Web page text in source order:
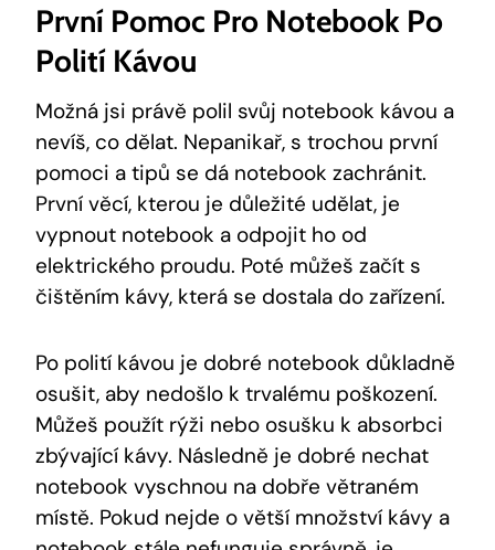
První Pomoc Pro Notebook Po
Polití Kávou
Možná jsi právě polil svůj notebook kávou a
nevíš, co dělat. Nepanikař, s trochou první
pomoci a tipů se dá notebook zachránit.
První věcí, kterou je důležité udělat, je
vypnout notebook a odpojit ho od
elektrického proudu. Poté můžeš začít s
čištěním kávy, která se dostala do zařízení.
Po polití kávou je dobré notebook důkladně
osušit, aby nedošlo k trvalému poškození.
Můžeš použít rýži nebo osušku k absorbci
zbývající kávy. Následně je dobré nechat
notebook vyschnou na dobře větraném
místě. Pokud nejde o větší množství kávy a